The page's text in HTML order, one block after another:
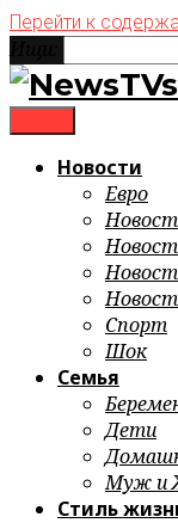
Перейти к
Новости
Евро
Спорт
Шок
Семья
Дети
Муж и
Стиль